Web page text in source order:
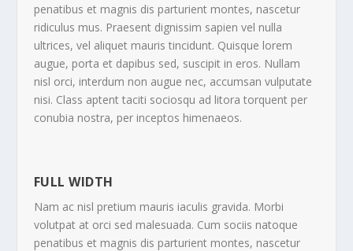
penatibus et magnis dis parturient montes, nascetur
ridiculus mus. Praesent dignissim sapien vel nulla
ultrices, vel aliquet mauris tincidunt. Quisque lorem
augue, porta et dapibus sed, suscipit in eros. Nullam
nisl orci, interdum non augue nec, accumsan vulputate
nisi. Class aptent taciti sociosqu ad litora torquent per
conubia nostra, per inceptos himenaeos.
FULL WIDTH
Nam ac nisl pretium mauris iaculis gravida. Morbi
volutpat at orci sed malesuada. Cum sociis natoque
penatibus et magnis dis parturient montes, nascetur